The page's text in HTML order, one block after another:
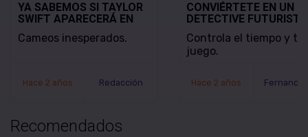
YA SABEMOS SI TAYLOR
SWIFT APARECERÁ EN
DEADPOOL & WOLVERINE
Cameos inesperados.
Hace 2 años Redacción
CONVIÉRTETE EN UN
DETECTIVE
SE REVELA EL MODO
JUEGO Y LA FECHA DE
LANZAMIENTO DE
Controla el tiempo y tu
juego.
Hace 2 años
Recomendados